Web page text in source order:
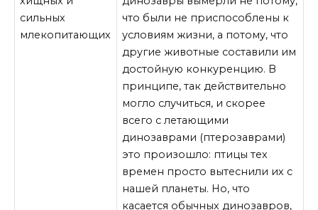
сильных
млекопитающих
что были не приспособлены к
условиям жизни, а потому, что
другие животные составили им
достойную конкуренцию. В
принципе, так действительно
могло случиться, и скорее
всего с летающими
динозаврами (птерозаврами)
это произошло: птицы тех
времен просто вытеснили их с
нашей планеты. Но, что
касается обычных динозавров,